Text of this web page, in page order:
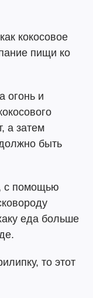
кокосовое
пищи ко
огонь и
а затем
быть
с помощью
еда больше
то этот